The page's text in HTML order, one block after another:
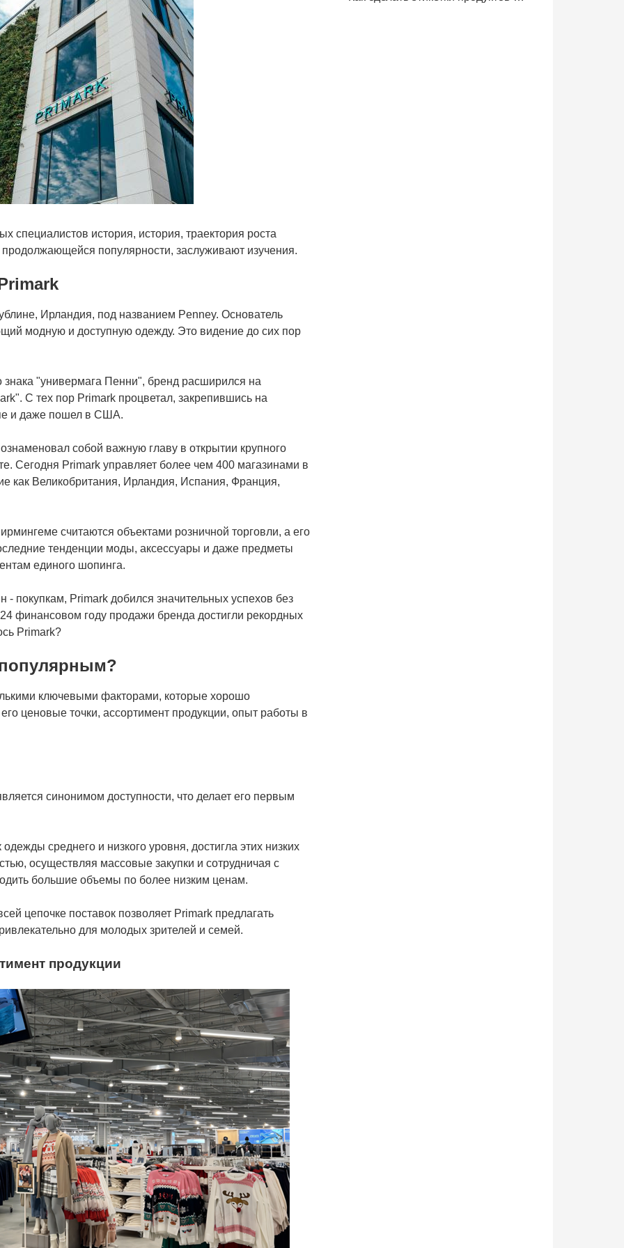
специалистов история, история, траектория роста
популярности, заслуживают изучения.
Ирландия, под названием Penney. Основатель
модную и доступную одежду. Это видение до сих пор
знака "универмага Пенни", бренд расширился на
С тех пор Primark процветал, закрепившись на
и даже пошел в США.
собой важную главу в открытии крупного
Сегодня Primark управляет более чем 400 магазинами в
как Великобритания, Ирландия, Испания, Франция,
считаются объектами розничной торговли, а его
тенденции моды, аксессуары и даже предметы
единого шопинга.
покупкам, Primark добился значительных успехов без
финансовом году продажи бренда достигли рекордных
Primark?
ключевыми факторами, которые хорошо
ценовые точки, ассортимент продукции, опыт работы в
синонимом доступности, что делает его первым
среднего и низкого уровня, достигла этих низких
осуществляя массовые закупки и сотрудничая с
большие объемы по более низким ценам.
цепочке поставок позволяет Primark предлагать
для молодых зрителей и семей.
продукции